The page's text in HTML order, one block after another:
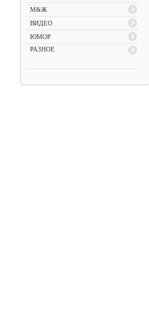
М&Ж
ВИДЕО
ЮМОР
РАЗНОЕ